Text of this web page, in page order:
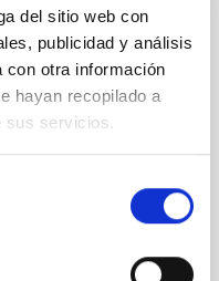
del sitio web con
publicidad y análisis
con otra información
hayan recopilado a
sus servicios.
de convenio -
DEL
de proceso
por la que se